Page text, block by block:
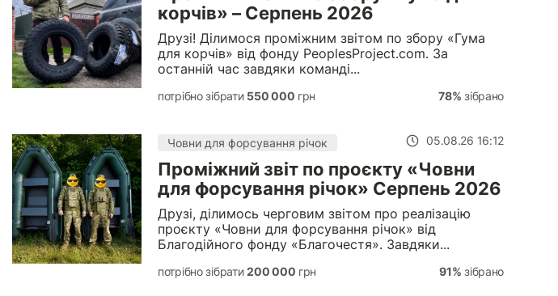
корчів» – Серпень 2026
Друзі! Ділимося проміжним звітом по збору «Гума
для корчів» від фонду PeoplesProject.com. За
останній час завдяки команді...
потрібно зібрати 550 000 грн 78% зібрано
Човни для форсування річок 05.08.26 16:12
Проміжний звіт по проєкту «Човни
для форсування річок» Серпень 2026
Друзі, ділимось черговим звітом про реалізацію
проєкту «Човни для форсування річок» від
Благодійного фонду «Благочестя». Завдяки...
потрібно зібрати200 000 грн 91% зібрано